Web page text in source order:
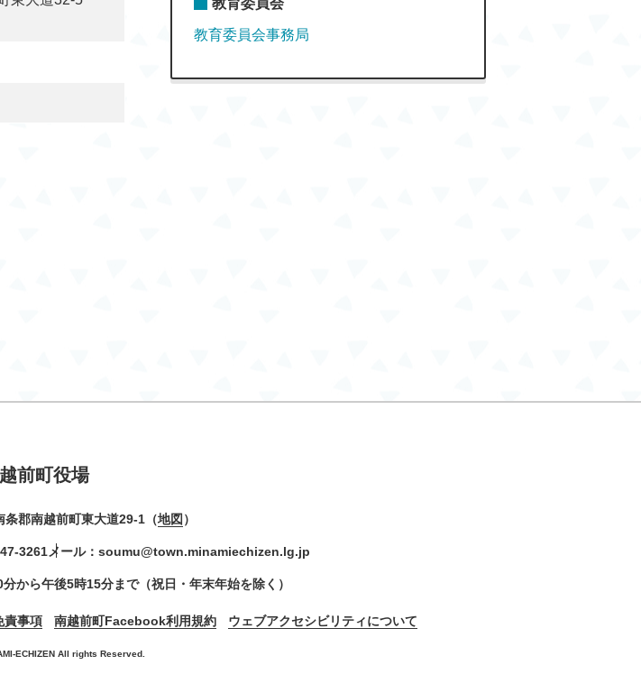
教育委員会
教育委員会事務局
前町役場
郡南越前町東大道29-1（地図 ）
3261メール： soumu@town.minamiechizen.lg.jp
から午後5時15分まで（祝日・年末年始を除く）
責事項 南越前町Facebook利用規約 ウェブアクセシビリティについて
ECHIZEN All rights Reserved.